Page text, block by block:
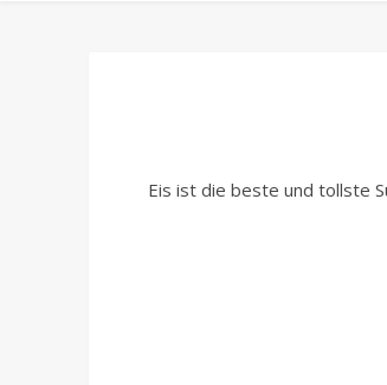
Eis ist die beste und tollste